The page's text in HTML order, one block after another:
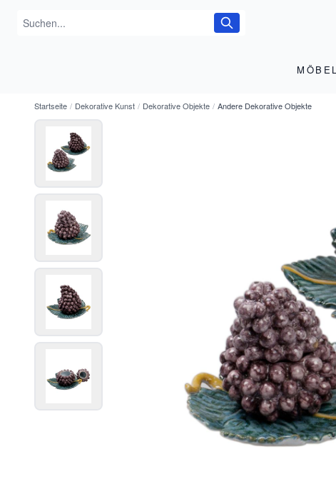
MÖBEL
Startseite / Dekorative Kunst / Dekorative Objekte / Andere Dekorative Objekte